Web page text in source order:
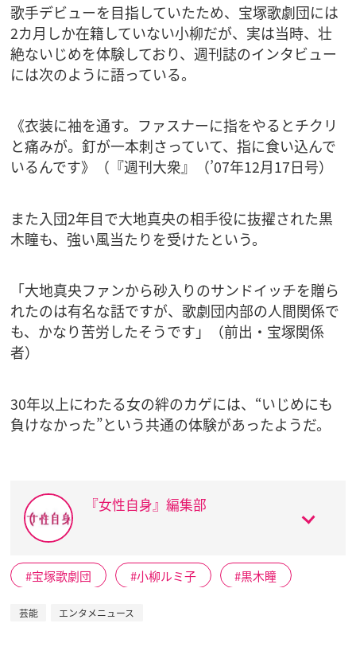
歌手デビューを目指していたため、宝塚歌劇団には
2カ月しか在籍していない小柳だが、実は当時、壮
絶ないじめを体験しており、週刊誌のインタビュー
には次のように語っている。
《衣装に袖を通す。ファスナーに指をやるとチクリ
と痛みが。釘が一本刺さっていて、指に食い込んで
いるんです》（『週刊大衆』（’07年12月17日号）
また入団2年目で大地真央の相手役に抜擢された黒
木瞳も、強い風当たりを受けたという。
「大地真央ファンから砂入りのサンドイッチを贈ら
れたのは有名な話ですが、歌劇団内部の人間関係で
も、かなり苦労したそうです」（前出・宝塚関係
者）
30年以上にわたる女の絆のカゲには、“いじめにも
負けなかった”という共通の体験があったようだ。
『女性自身』編集部
宝塚歌劇団 小柳ルミ子 黒木瞳
芸能 エンタメニュース